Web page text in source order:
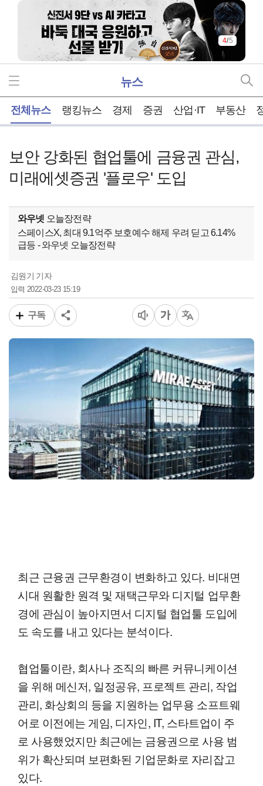
5/5
뉴스
전체뉴스 랭킹뉴스 경제 증권 산업·IT 부동산
보안 강화된 협업툴에 금융권 관심,
미래에셋증권 '플로우' 도입
와우넷 오늘장전략
스페이스X, 최대 9.1억주 보호예수 해제 우려 딛고 6.14%
급등 - 와우넷 오늘장전략
김원기 기자
입력2022-03-23 15:19
구독
최근 근융권 근무환경이 변화하고 있다. 비대면
시대 원활한 원격 및 재택근무와 디지털 업무환
경에 관심이 높아지면서 디지털 협업툴 도입에
도 속도를 내고 있다는 분석이다.
협업툴이란, 회사나 조직의 빠른 커뮤니케이션
을 위해 메신저, 일정공유, 프로젝트 관리, 작업
관리, 화상회의 등을 지원하는 업무용 소프트웨
어로 이전에는 게임, 디자인, IT, 스타트업이 주
로 사용했었지만 최근에는 금융권으로 사용 범
위가 확산되며 보편화된 기업문화로 자리잡고
있다.